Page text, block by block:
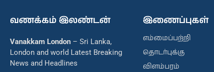
வணக்கம் இலண்டன்
Vanakkam London – Sri Lanka,
London and world Latest Breaking
News and Headlines
இணைப்புகள்
எம்மைப்பற்றி
தொடர்புக்கு
விளம்பரம்